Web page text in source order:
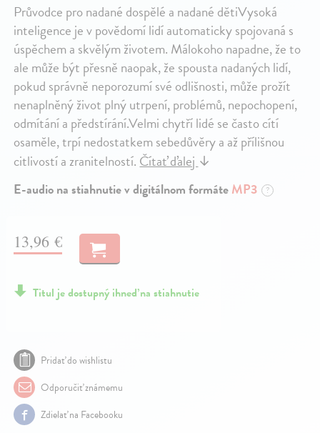
Průvodce pro nadané dospělé a nadané dětiVysoká
inteligence je v povědomí lidí automaticky spojovaná s
úspěchem a skvělým životem. Málokoho napadne, že to
ale může být přesně naopak, že spousta nadaných lidí,
pokud správně neporozumí své odlišnosti, může prožít
nenaplněný život plný utrpení, problémů, nepochopení,
odmítání a předstírání.Velmi chytří lidé se často cítí
osaměle, trpí nedostatkem sebedůvěry a až přílišnou
citlivostí a zranitelností.Čítať ďalej↓
E-audio na stiahnutie v digitálnom formáteMP3 ?
13,96 €
Titul je dostupný ihneď na stiahnutie
Pridať do wishlistu
Odporučiť známemu
Zdielať na Facebooku